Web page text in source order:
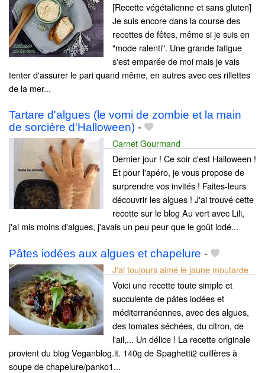
[Recette végétalienne et sans gluten]
Je suis encore dans la course des
recettes de fêtes, même si je suis en
"mode ralenti". Une grande fatigue
s'est emparée de moi mais je vais
tenter d'assurer le pari quand même, en autres avec ces rillettes
de la mer...
Tartare d'algues (le vomi de zombie et la main
de sorcière d'Halloween) -
Carnet Gourmand
Dernier jour ! Ce soir c'est Halloween !
Et pour l'apéro, je vous propose de
surprendre vos invités ! Faites-leurs
découvrir les algues ! J'ai trouvé cette
recette sur le blog Au vert avec Lili,
j'ai mis moins d'algues, j'avais un peu peur que le goût iodé...
Pâtes iodées aux algues et chapelure -
J'ai toujours aimé le jaune moutarde
Voici une recette toute simple et
succulente de pâtes iodées et
méditerranéennes, avec des algues,
des tomates séchées, du citron, de
l'ail,... Un délice ! La recette originale
provient du blog Veganblog.it. 140g de Spaghetti2 cuillères à
soupe de chapelure/panko1...